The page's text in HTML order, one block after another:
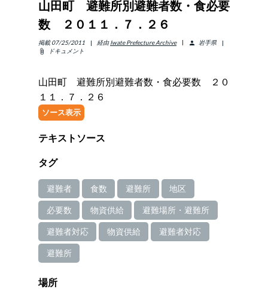
info_outline リソース
アバウト
ENGLISH 日本語
山田町 避難所別避難者数・食必要
数 ２０１１．７．２６
掲載 07/25/2011 経由 Iwate Prefecture Archive person
岩手県
attach_file
ドキュメント
山田町 避難所別避難者数・食必要数 ２０
１１．７．２６
ソース表示
テキストソース
タグ
避難者 食数 避難所 地区
必要数 物資供給 避難場所・避難所
避難者対応 物資供給 避難者対応
避難所
場所